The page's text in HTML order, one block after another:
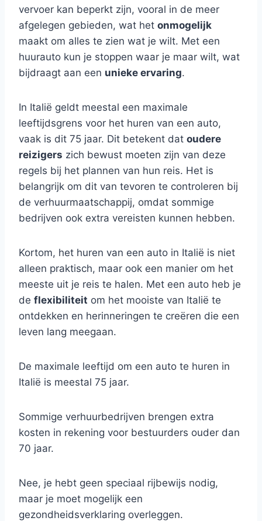
vervoer kan beperkt zijn, vooral in de meer
afgelegen gebieden, wat het onmogelijk
maakt om alles te zien wat je wilt. Met een
huurauto kun je stoppen waar je maar wilt, wat
bijdraagt aan een unieke ervaring.
In Italië geldt meestal een maximale
leeftijdsgrens voor het huren van een auto,
vaak is dit 75 jaar. Dit betekent dat oudere
reizigers zich bewust moeten zijn van deze
regels bij het plannen van hun reis. Het is
belangrijk om dit van tevoren te controleren bij
de verhuurmaatschappij, omdat sommige
bedrijven ook extra vereisten kunnen hebben.
Kortom, het huren van een auto in Italië is niet
alleen praktisch, maar ook een manier om het
meeste uit je reis te halen. Met een auto heb je
de flexibiliteit om het mooiste van Italië te
ontdekken en herinneringen te creëren die een
leven lang meegaan.
De maximale leeftijd om een auto te huren in
Italië is meestal 75 jaar.
Sommige verhuurbedrijven brengen extra
kosten in rekening voor bestuurders ouder dan
70 jaar.
Nee, je hebt geen speciaal rijbewijs nodig,
maar je moet mogelijk een
gezondheidsverklaring overleggen.